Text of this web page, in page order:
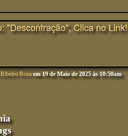
"Descontração", Clica no Link!
Rosa em 19 de Maio de 2025 às 10:50am